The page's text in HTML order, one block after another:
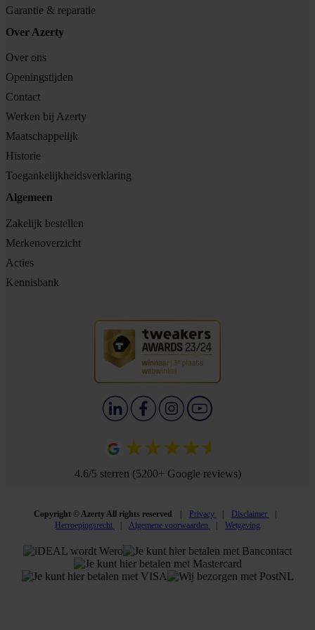
Garantie & reparatie
Over Azerty
Over ons
Openingstijden
Contact
Werken bij Azerty
Maatschappelijk
Historie
Toegankelijkheidsverklaring
Algemeen
Zakelijk bestellen
Merkenoverzicht
Acties
Kennisbank
4.6/5 sterren (5200+ Google reviews)
Copyright © Azerty All rights reserved Privacy
Disclaimer
Herroepingsrecht
Algemene voorwaarden Wetgeving